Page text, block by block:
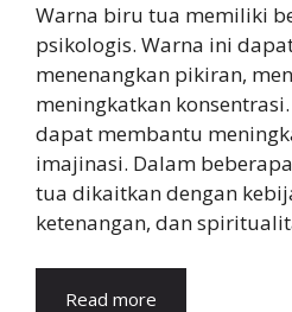
Warna biru tua memiliki
psikologis. Warna ini
menenangkan pikiran,
meningkatkan
dapat membantu
imajinasi. Dalam
tua dikaitkan dengan
ketenangan, dan
Read more